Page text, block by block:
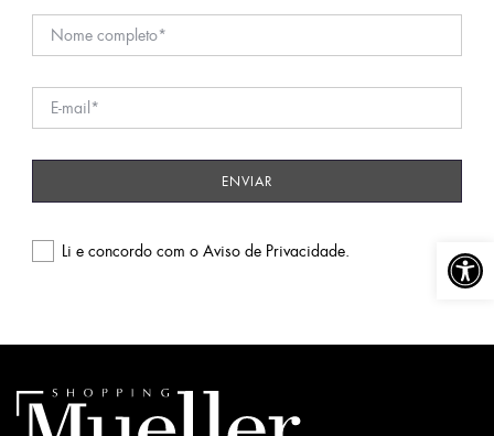
Abrir
Li e concordo com o Aviso de Privacidade.
empty.